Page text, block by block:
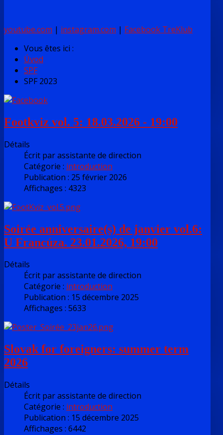
youtube.com | instagram.com | Facebook TreKlub
Vous êtes ici :
Úvod
SPF
SPF 2023
Footkviz vol. 5: 18.03.2026 - 19:00
Détails
Écrit parassistante de direction
Catégorie : introduction
Publication : 25 février 2026
Affichages : 4323
Soirée anniversaire(s) de janvier vol.6:
U Francúza. 23.01.2026, 19:00
Détails
Écrit parassistante de direction
Catégorie : introduction
Publication : 15 décembre 2025
Affichages : 5633
Slovak for foreigners: summer term
2026
Détails
Écrit parassistante de direction
Catégorie : introduction
Publication : 15 décembre 2025
Affichages : 6442